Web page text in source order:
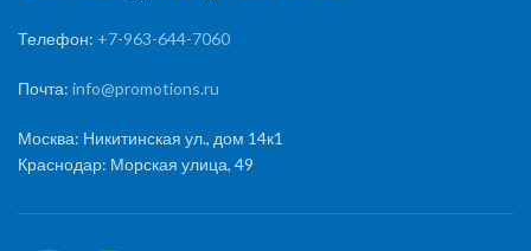
Телефон: +7-963-644-7060
Почта: info@promotions.ru
Москва: Никитинская ул., дом 14к1
Краснодар: Морская улица, 49